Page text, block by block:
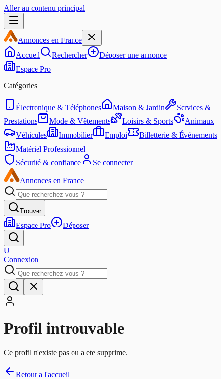
Aller au contenu principal
Annonces en France
Accueil
Rechercher
Déposer une annonce
Espace Pro
Catégories
Électronique & Téléphones Maison & Jardin
Services &
Prestations
Mode & Vêtements Loisirs & Sports
Animaux
Véhicules
Immobilier Emploi
Billetterie & Événements
Matériel Professionnel
Sécurité & confiance
Se connecter
Annonces en France
Trouver
Espace Pro Déposer
U
Connexion
Profil introuvable
Ce profil n'existe pas ou a ete supprime.
Retour a l'accueil